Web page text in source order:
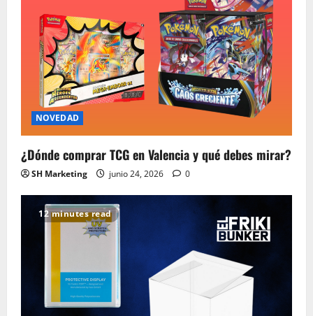
NOVEDAD
¿Dónde comprar TCG en Valencia y qué debes mirar?
SH Marketing junio 24, 2026 0
12 minutes read